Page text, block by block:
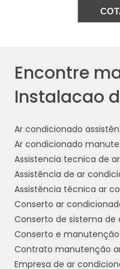
em ambientes
suaoperação
ser um fator de
avançada utilizada
o som gerado
externas,
trabalho mais
Por fim, a
manutenção
vantagens
comerciais. Com
Encontre
Instalacao
Conserto ar